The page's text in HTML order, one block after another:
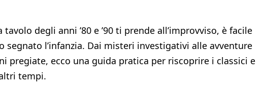
degli anni ’80 e ’90 ti prende all’improvviso, è facile
l’infanzia. Dai misteri investigativi alle avventure
pregiate, ecco una guida pratica per riscoprire i classici e
tempi.